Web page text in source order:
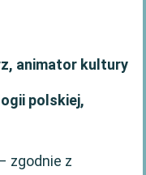
animator kultury
polskiej,
zgodnie z